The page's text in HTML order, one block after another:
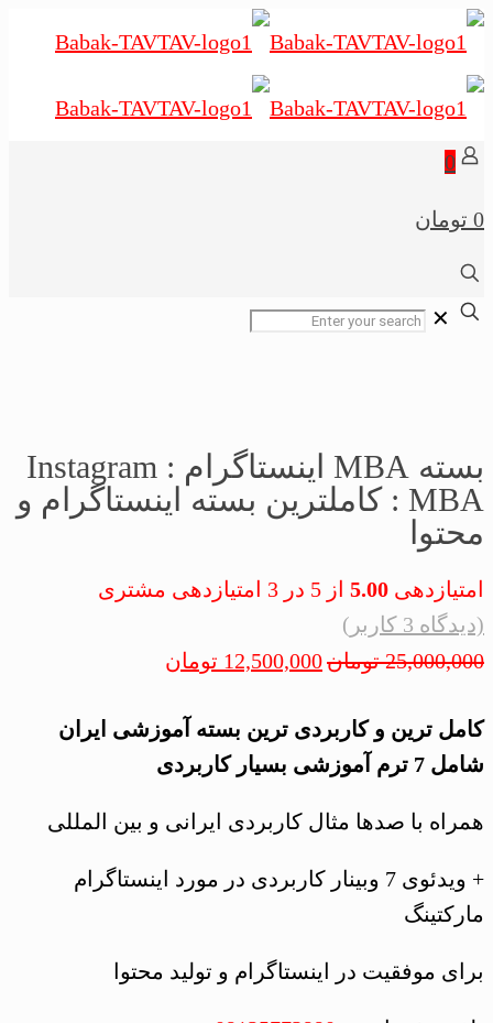
0
0 تومان
✕
بسته MBA اینستاگرام : Instagram
MBA : کاملترین بسته اینستاگرام و
محتوا
امتیازدهی 5.00 از 5 در 3 امتیازدهی مشتری
(دیدگاه 3 کاربر)
25,000,000 تومان12,500,000 تومان
کامل ترین و کاربردی ترین بسته آموزشی ایران
شامل 7 ترم آموزشی بسیار کاربردی
همراه با صدها مثال کاربردی ایرانی و بین المللی
+ ویدئوی 7 وبینار کاربردی در مورد اینستاگرام
مارکتینگ
برای موفقیت در اینستاگرام و تولید محتوا